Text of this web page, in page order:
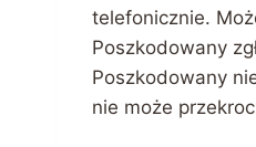
telefonicznie.
Poszkodowany
Poszkodowany
nie może